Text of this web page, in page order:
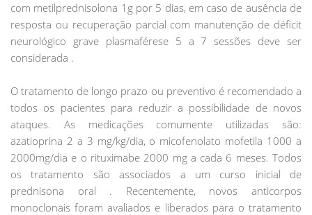
com metilprednisolona 1g por 5 dias, em caso de ausência de
resposta ou recuperação parcial com manutenção de déficit
neurológico grave plasmaférese 5 a 7 sessões deve ser
considerada .
O tratamento de longo prazo ou preventivo é recomendado a
todos os pacientes para reduzir a possibilidade de novos
ataques. As medicações comumente utilizadas são:
azatioprina 2 a 3 mg/kg/dia, o micofenolato mofetila 1000 a
2000mg/dia e o rituximabe 2000 mg a cada 6 meses. Todos
os tratamento são associados a um curso inicial de
prednisona oral . Recentemente, novos anticorpos
monoclonais foram avaliados e liberados para o tratamento